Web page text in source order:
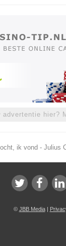
advertentie hier?
ik vond - Julius
© JBB Media|